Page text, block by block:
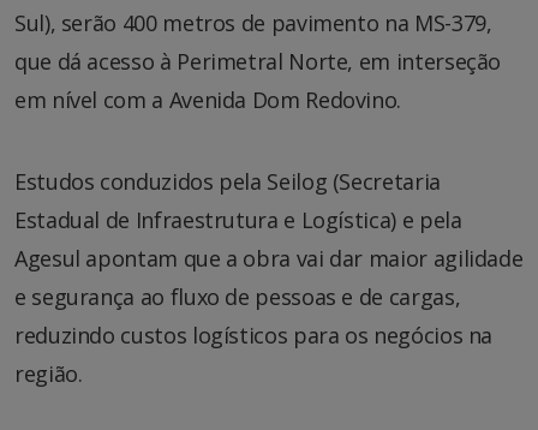
Sul), serão 400 metros de pavimento na MS-379,
que dá acesso à Perimetral Norte, em interseção
em nível com a Avenida Dom Redovino.
Estudos conduzidos pela Seilog (Secretaria
Estadual de Infraestrutura e Logística) e pela
Agesul apontam que a obra vai dar maior agilidade
e segurança ao fluxo de pessoas e de cargas,
reduzindo custos logísticos para os negócios na
região.